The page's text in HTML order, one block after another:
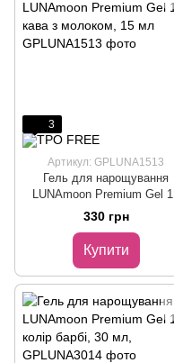
3
Артикул: GPLUNA1513
Гель для нарощування
LUNAmoon Premium Gel 13
кава з молоком, 15 мл
330 грн
Купити